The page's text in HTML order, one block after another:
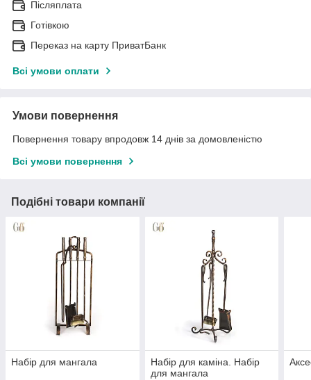
Післяплата
Готівкою
Переказ на карту ПриватБанк
Всі умови оплати
Умови повернення
Повернення товару впродовж 14 днів за домовленістю
Всі умови повернення
Подібні товари компанії
Набір для мангала
Набір для каміна. Набір
для мангала